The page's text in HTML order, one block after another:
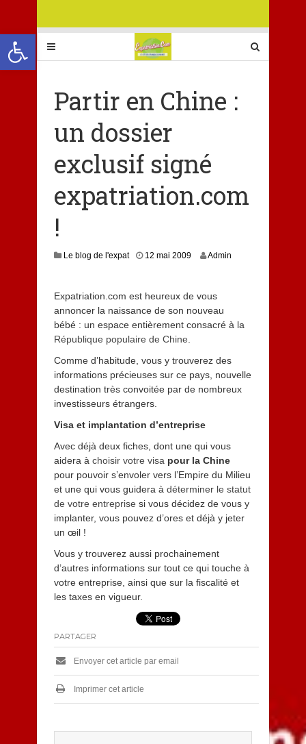
Ouvrir la barre d’outils
Partir en Chine :
un dossier
exclusif signé
expatriation.com
!
Le blog de l'expat 12 mai 2009 Admin
Expatriation.com est heureux de vous
annoncer la naissance de son nouveau
bébé : un espace entièrement consacré à la
République populaire de Chine
Comme d’habitude, vous y trouverez des
informations précieuses sur ce pays, nouvelle
destination très convoitée par de nombreux
investisseurs étrangers.
Visa et implantation d’entreprise
Avec déjà deux fiches, dont une qui vous
aidera à choisir votre visa pour la Chine
pour pouvoir s’envoler vers l’Empire du Milieu
et une qui vous guidera à déterminer le statut
de votre entreprise si vous décidez de vous y
implanter, vous pouvez d’ores et déjà y jeter
un œil !
Vous y trouverez aussi prochainement
d’autres informations sur tout ce qui touche à
votre entreprise, ainsi que sur la fiscalité et
les taxes en vigueur.
PARTAGER
Envoyer cet article par email
Imprimer cet article